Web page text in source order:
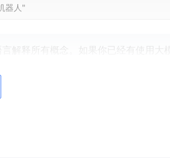
器人"
解释所有概念。如果你已经有使用大模